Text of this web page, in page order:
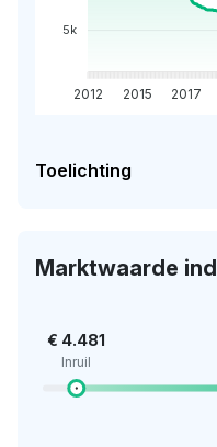
5k
2012 2015 2017
Toelichting
Marktwaarde
€ 4.481
Inruil